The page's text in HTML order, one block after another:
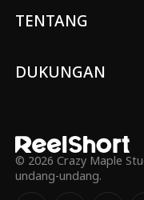
TENTANG
DUKUNGAN
© 2026 Crazy Maple
undang-undang.